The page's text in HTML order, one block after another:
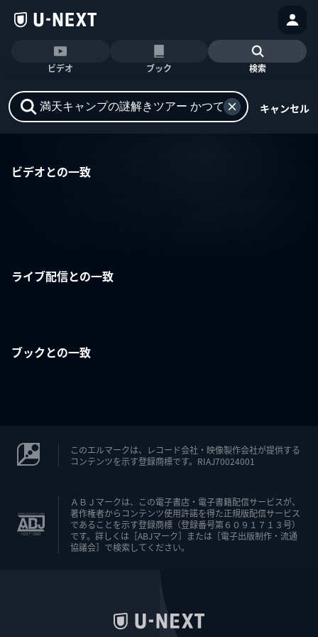
ビデオ ブック 検索
キャンセル
ビデオとの一致
ライブ配信との一致
ブックとの一致
このエルマークは、レコード会社・映像製作会社が提供する
コンテンツを示す登録商標です。RIAJ70024001
ＡＢＪマークは、この電子書店・電子書籍配信サービスが、
著作権者からコンテンツ使用許諾を得た正規版配信サービス
であることを示す登録商標（登録番号第６０９１７１３号）
です。詳しくは［ABJマーク］または［電子出版制作・流通
協議会］で検索してください。